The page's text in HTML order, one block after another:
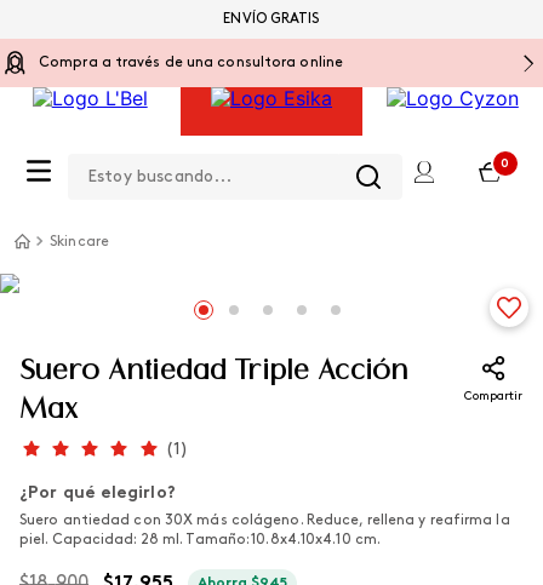
Compra a través de una consultora online
0
ENVÍO GRATIS
Skincare
Suero Antiedad Triple Acción
Max
Compartir
(1 )
¿Por qué elegirlo?
Suero antiedad con 30X más colágeno. Reduce, rellena y reafirma la
piel. Capacidad: 28 ml. Tamaño: 10.8x4.10x4.10 cm.